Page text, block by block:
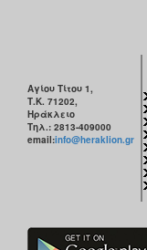
Αγίου Τίτου 1,
Τ.Κ. 71202,
Ηράκλειο
Τηλ.: 2813-409000
email:info@heraklion.gr